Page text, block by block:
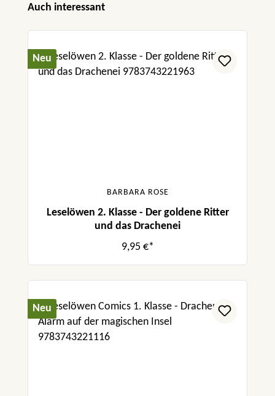
Produktgalerie überspringen
Auch interessant
Neu
BARBARA ROSE
Leselöwen 2. Klasse - Der goldene Ritter
und das Drachenei
9,95 €*
Neu